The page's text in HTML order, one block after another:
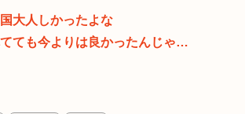
大人しかったよな
ても今よりは良かったんじゃ…